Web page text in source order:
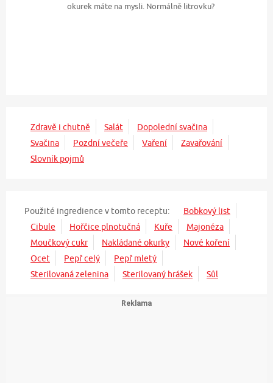
okurek máte na mysli. Normálně litrovku?
Zdravě i chutně Salát
Dopolední svačina
Svačina
Pozdní večeře Vaření
Zavařování
Slovník pojmů
Použité ingredience v tomto receptu:
Bobkový list
Cibule
Hořčice plnotučná Kuře
Majonéza
Moučkový cukr
Nakládané okurky
Nové koření
Ocet
Pepř celý
Pepř mletý
Sterilovaná zelenina
Sterilovaný hrášek Sůl